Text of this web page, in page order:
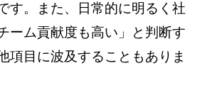
す。また、日常的に明るく社
ーム貢献度も高い」と判断す
項目に波及することもありま